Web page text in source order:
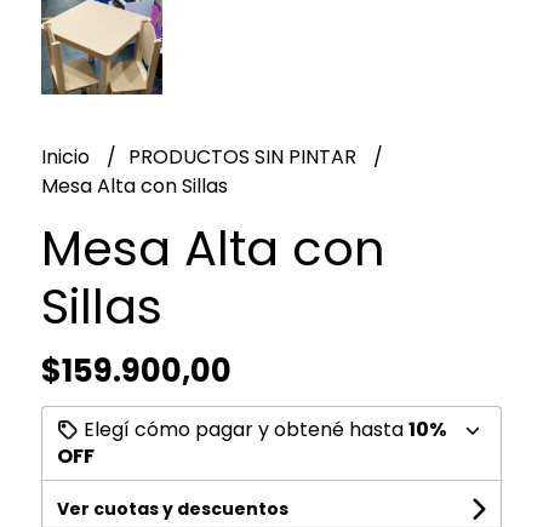
Inicio
PRODUCTOS SIN PINTAR
Mesa Alta con Sillas
Mesa Alta con
Sillas
$159.900,00
Elegí cómo pagar y obtené hasta10%
OFF
Ver cuotas y descuentos